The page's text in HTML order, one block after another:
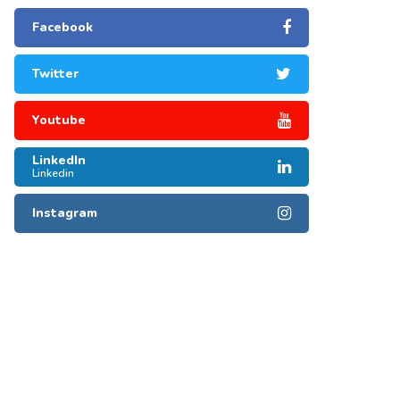
Facebook
Twitter
Youtube
LinkedIn
Linkedin
Instagram